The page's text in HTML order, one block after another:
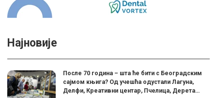
Најновије
После 70 година – шта ће бити с Београдским
сајмом књига? Од учешћа одустали Лагуна,
Делфи, Креативни центар, Пчелица, Дерета…